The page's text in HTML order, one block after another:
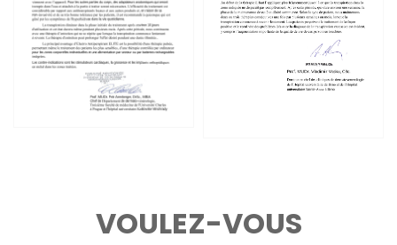
VOULEZ-VOUS